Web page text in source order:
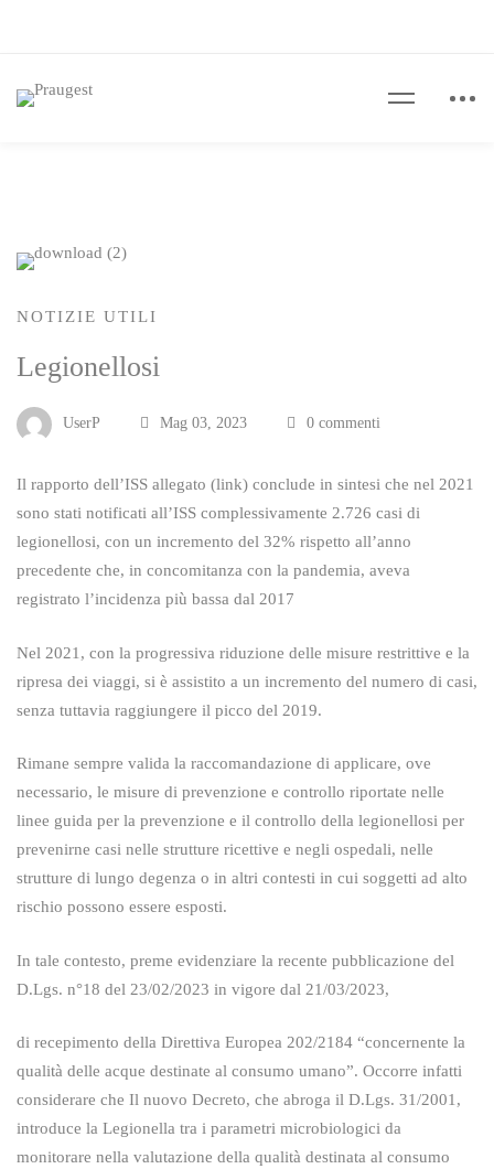
NOTIZIE UTILI
Legionellosi
UserP Mag 03, 2023 0 commenti
Il rapporto dell’ISS allegato (link) conclude in sintesi che nel 2021
sono stati notificati all’ISS complessivamente 2.726 casi di
legionellosi, con un incremento del 32% rispetto all’anno
precedente che, in concomitanza con la pandemia, aveva
registrato l’incidenza più bassa dal 2017
Nel 2021, con la progressiva riduzione delle misure restrittive e la
ripresa dei viaggi, si è assistito a un incremento del numero di casi,
senza tuttavia raggiungere il picco del 2019.
Rimane sempre valida la raccomandazione di applicare, ove
necessario, le misure di prevenzione e controllo riportate nelle
linee guida per la prevenzione e il controllo della legionellosi per
prevenirne casi nelle strutture ricettive e negli ospedali, nelle
strutture di lungo degenza o in altri contesti in cui soggetti ad alto
rischio possono essere esposti.
In tale contesto, preme evidenziare la recente pubblicazione del
D.Lgs. n°18 del 23/02/2023 in vigore dal 21/03/2023,
di recepimento della Direttiva Europea 202/2184 “concernente la
qualità delle acque destinate al consumo umano”. Occorre infatti
considerare che Il nuovo Decreto, che abroga il D.Lgs. 31/2001,
introduce la Legionella tra i parametri microbiologici da
monitorare nella valutazione della qualità destinata al consumo